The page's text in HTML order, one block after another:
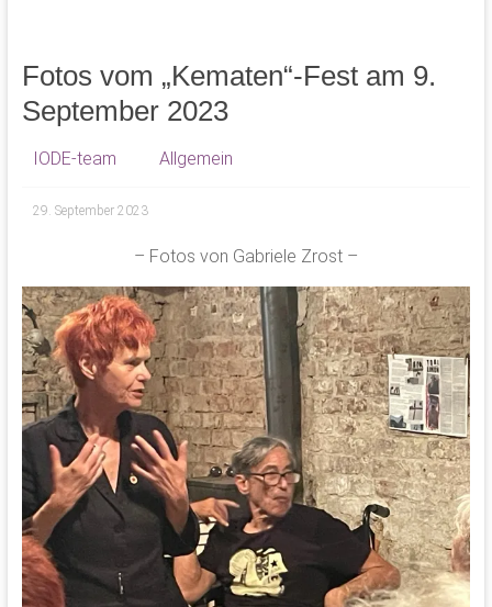
Fotos vom „Kematen“-Fest am 9.
September 2023
IODE-team Allgemein
29. September 2023
– Fotos von Gabriele Zrost –